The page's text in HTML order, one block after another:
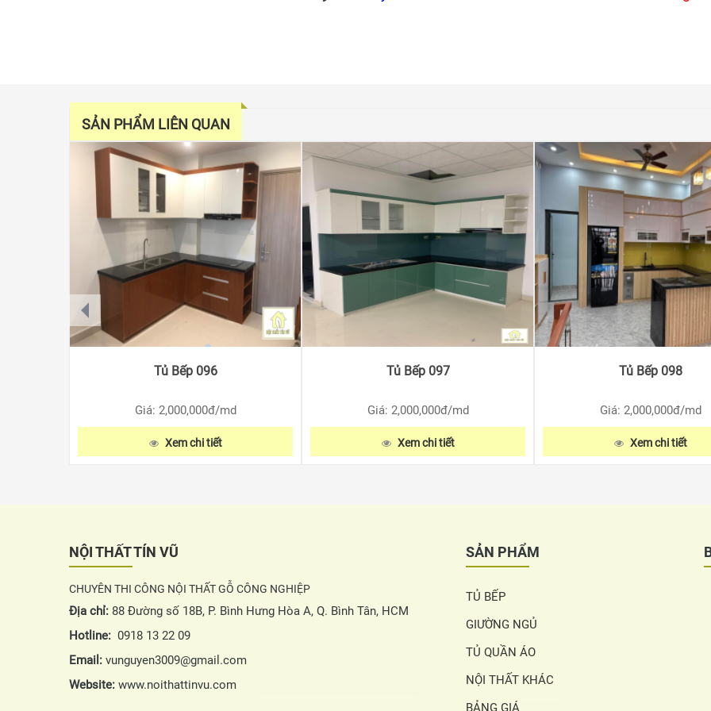
SẢN PHẨM LIÊN QUAN
Tủ Bếp 096
Giá: 2,000,000đ/md
Xem chi tiết
Tủ Bếp 097
Giá: 2,000,000đ/md
Xem chi tiết
Tủ Bếp 098
Giá: 2,000,000đ/md
Xem chi tiết
prev
NỘI THẤT TÍN VŨ
CHUYÊN THI CÔNG NỘI THẤT GỖ CÔNG NGHIỆP
Địa chỉ: 88 Đường số 18B, P. Bình Hưng Hòa A, Q. Bình Tân, HCM
Hotline: 0918 13 22 09
Email: vunguyen3009@gmail.com
Website: www.noithattinvu.com
SẢN PHẨM
TỦ BẾP
GIƯỜNG NGỦ
TỦ QUẦN ÁO
NỘI THẤT KHÁC
BẢNG GIÁ